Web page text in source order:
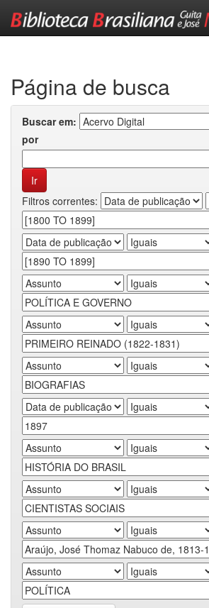
Página de busca
Buscar em:
por
Filtros correntes: